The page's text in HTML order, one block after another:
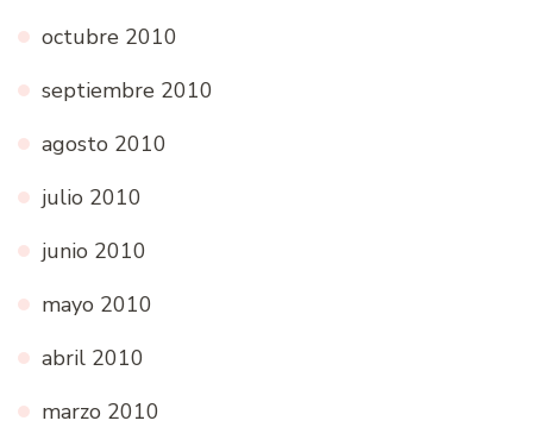
octubre 2010
septiembre 2010
agosto 2010
julio 2010
junio 2010
mayo 2010
abril 2010
marzo 2010